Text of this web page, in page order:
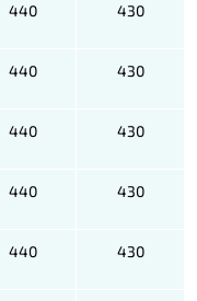
440 430
440 430
440 430
440 430
440 430